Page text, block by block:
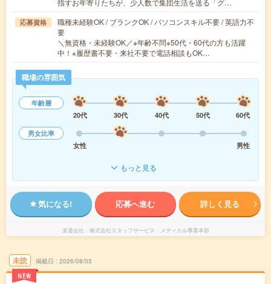
指すお年寄りたちが、少人数で集団生活を送る「グ…
応募資格
職種未経験OK / ブランクOK / パソコンスキル不要 / 英語力不
要
＼無資格・未経験OK／※年齢不問※50代・60代の方も活躍
中！※履歴書不要・来社不要で電話相談もOK…
職場の雰囲気
年齢層
20代
30代 40代 50代
60代
男女比率
女性
男性
もっと見る
気になる! 応募へ進む 詳しく見る
派遣会社 株式会社スタッフサービス メディカル事業本部
未読
NEW
掲載日 2026/08/05